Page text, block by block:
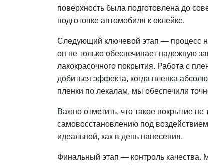
поверхность была подготовлена до
подготовке автомобиля к оклейке.
Следующий ключевой этап — процесс
он не только обеспечивает надежную
лакокрасочного покрытия. Работа с
добиться эффекта, когда пленка
пленки по лекалам, мы обеспечили
Важно отметить, что такое покрытие
самовосстановлению под
идеальной, как в день нанесения.
Финальный этап — контроль качества.